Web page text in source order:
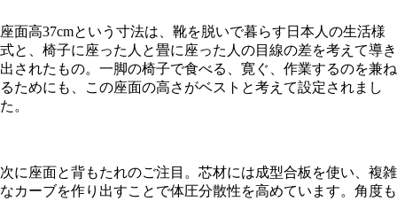
座面高37cmという寸法は、靴を脱いで暮らす日本人の生活様
式と、椅子に座った人と畳に座った人の目線の差を考えて導き
出されたもの。一脚の椅子で食べる、寛ぐ、作業するのを兼ね
るためにも、この座面の高さがベストと考えて設定されまし
た。
次に座面と背もたれのご注目。芯材には成型合板を使い、複雑
なカーブを作り出すことで体圧分散性を高めています。角度も